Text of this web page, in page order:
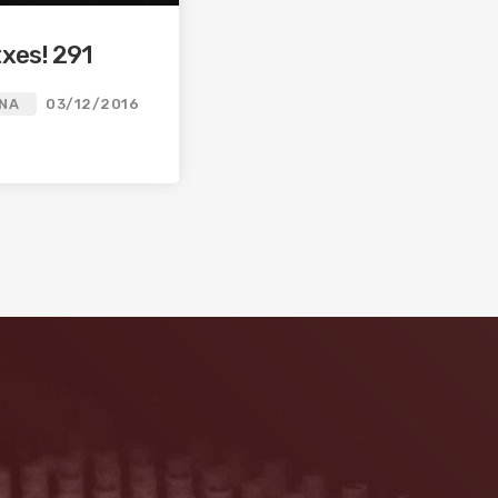
291
03/12/2016